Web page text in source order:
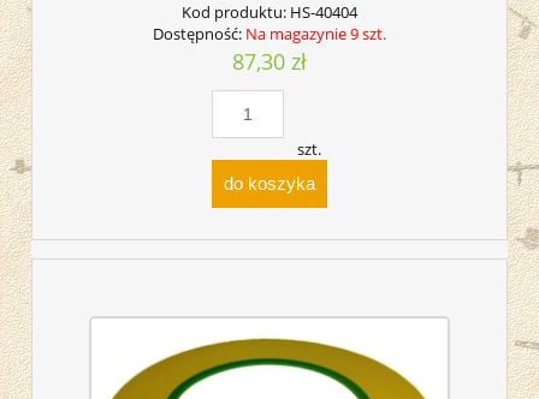
Kod produktu: HS-40404
Dostępność: Na magazynie 9 szt.
87,30 zł
szt.
do koszyka